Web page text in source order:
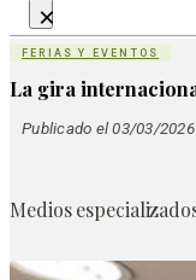
×
FERIAS Y EVENTOS
La gira
Publicado el 03/03/2026
Medios